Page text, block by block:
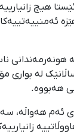
ئێستا هیچ
هێزە
لە بواری
هەبووە.
ئەم هەواڵە،